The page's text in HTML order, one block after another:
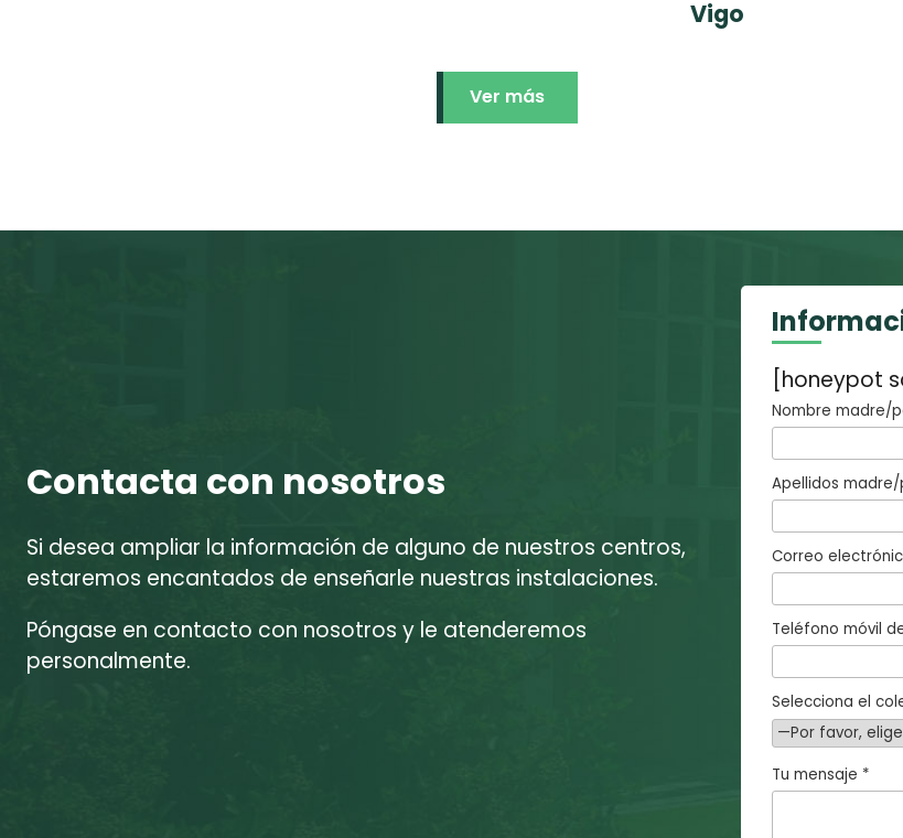
Vigo
Ver más
Contacta con nosotros
Si desea ampliar la información de alguno de nuestros centros,
estaremos encantados de enseñarle nuestras instalaciones.
Póngase en contacto con nosotros y le atenderemos
personalmente.
[honeypot
Nombre madre/
Apellidos
Correo
Teléfono móvil
Selecciona el
Tu mensaje *